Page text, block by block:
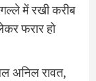
में रखी करीब
फरार हो
अनिल रावत,